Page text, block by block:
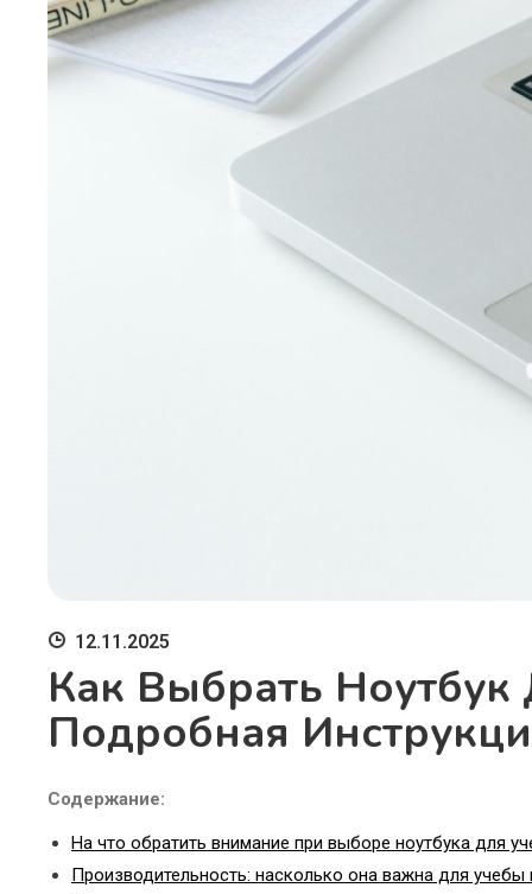
12.11.2025
Как Выбрать
Подробная
Содержание:
На что обратить внимание при выборе ноутбука для
Производительность: насколько она важна для